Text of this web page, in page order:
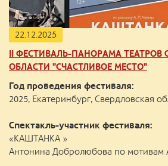
22.12.2025
II ФЕСТИВАЛЬ-ПАНОРАМА ТЕАТРОВ
ОБЛАСТИ "СЧАСТЛИВОЕ МЕСТО"
Год проведения фестиваля:
2025, Екатеринбург, Свердловская
Спектакль-участник фестиваля:
«КАШТАНКА »
Антонина Добролюбова по мотивам